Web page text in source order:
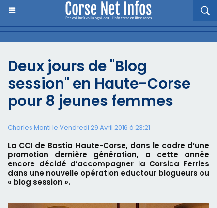
Deux jours de "Blog
session" en Haute-Corse
pour 8 jeunes femmes
Charles Monti le Vendredi 29 Avril 2016 à 23:21
La CCI de Bastia Haute-Corse, dans le cadre d’une
promotion dernière génération, a cette année
encore décidé d’accompagner la Corsica Ferries
dans une nouvelle opération eductour blogueurs ou
« blog session ».